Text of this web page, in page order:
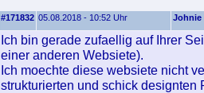
#171832 05.08.2018 - 10:52 Uhr Johnie
Ich bin gerade zufaellig auf Ihrer
einer anderen Websiete).
Ich moechte diese websiete nicht
strukturierten und schick designten